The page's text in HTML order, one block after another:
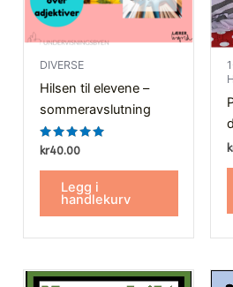
DIVERSE
Hilsen til elevene –
sommeravslutning
Vurdert
5.00
av 5
kr40.00
Legg i
handlekurv